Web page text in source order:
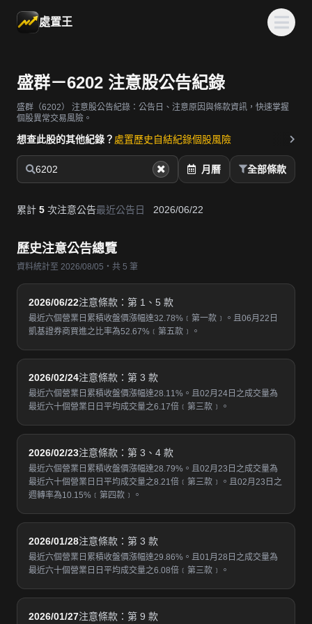
處置王
盛群－6202 注意股公告紀錄
盛群（6202）
注意股公告紀錄：公告日、注意原因與條款資訊，快速掌握
個股異常交易風險。
想查此股的其他紀錄？ 處置歷史自結紀錄個股風險
6202 月曆 全部條款
累計 5 次注意公告最近公告日 2026/06/22
歷史注意公告總覽
資料統計至 2026/08/05・共 5 筆
2026/06/22注意條款：第 1、5 款
最近六個營業日累積收盤價漲幅達32.78%﹝第一款﹞。且06月22日
凱基證券商買進之比率為52.67%﹝第五款﹞。
2026/02/24注意條款：第 3 款
最近六個營業日累積收盤價漲幅達28.11%。且02月24日之成交量為
最近六十個營業日日平均成交量之6.17倍﹝第三款﹞。
2026/02/23注意條款：第 3、4 款
最近六個營業日累積收盤價漲幅達28.79%。且02月23日之成交量為
最近六十個營業日日平均成交量之8.21倍﹝第三款﹞。且02月23日之
週轉率為10.15%﹝第四款﹞。
2026/01/28注意條款：第 3 款
最近六個營業日累積收盤價漲幅達29.86%。且01月28日之成交量為
最近六十個營業日日平均成交量之6.08倍﹝第三款﹞。
2026/01/27注意條款：第 9 款